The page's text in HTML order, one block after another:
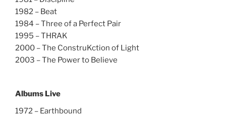
1982 – Beat
1984 – Three of a Perfect Pair
1995 – THRAK
2000 – The ConstruKction of Light
2003 – The Power to Believe
Albums Live
1972 – Earthbound